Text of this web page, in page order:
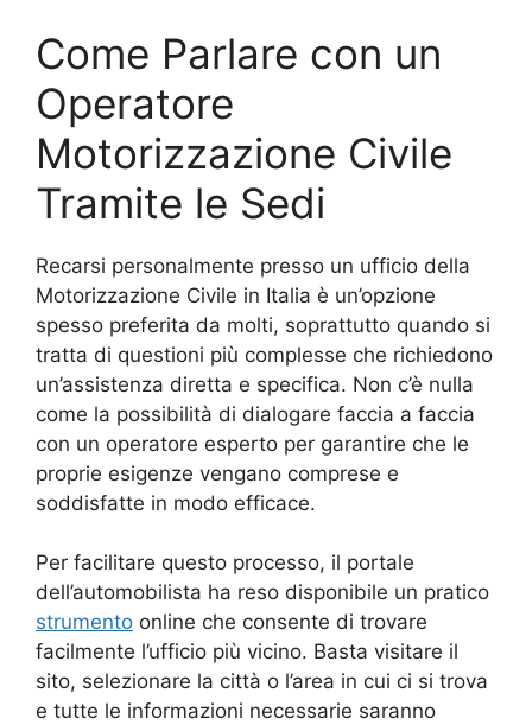
Come Parlare con un
Operatore
Motorizzazione Civile
Tramite le Sedi
Recarsi personalmente presso un ufficio della
Motorizzazione Civile in Italia è un’opzione
spesso preferita da molti, soprattutto quando si
tratta di questioni più complesse che richiedono
un’assistenza diretta e specifica. Non c’è nulla
come la possibilità di dialogare faccia a faccia
con un operatore esperto per garantire che le
proprie esigenze vengano comprese e
soddisfatte in modo efficace.
Per facilitare questo processo, il portale
dell’automobilista ha reso disponibile un pratico
strumento online che consente di trovare
facilmente l’ufficio più vicino. Basta visitare il
sito, selezionare la città o l’area in cui ci si trova
e tutte le informazioni necessarie saranno